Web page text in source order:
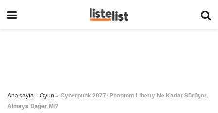
Ana sayfa » Oyun » Cyberpunk 2077: Phantom Liberty Ne Kadar Sürüyor,
Almaya Değer Mi?